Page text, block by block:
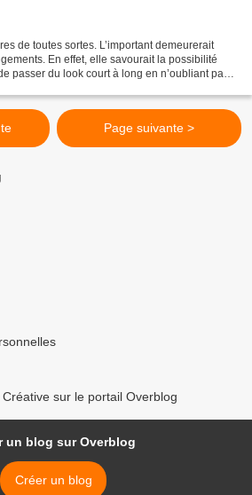
de toutes sortes. L’important demeurerait
En effet, elle savourait la possibilité
passer du look court à long en n’oubliant pas
Page suivante >
sur le portail Overblog
un blog sur Overblog
Créer un blog